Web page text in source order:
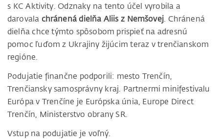
s KC Aktivity. Odznaky na tento účel vyrobila a
darovala chránená dielňa Aliis z Nemšovej. Chránená
dielňa chce týmto spôsobom prispieť na adresnú
pomoc ľuďom z Ukrajiny žijúcim teraz v trenčianskom
regióne.
Podujatie finančne podporili: mesto Trenčín,
Trenčiansky samosprávny kraj. Partnermi minifestivalu
Európa v Trenčíne je Európska únia, Europe Direct
Trenčín, Ministerstvo obrany SR.
Vstup na podujatie je voľný.